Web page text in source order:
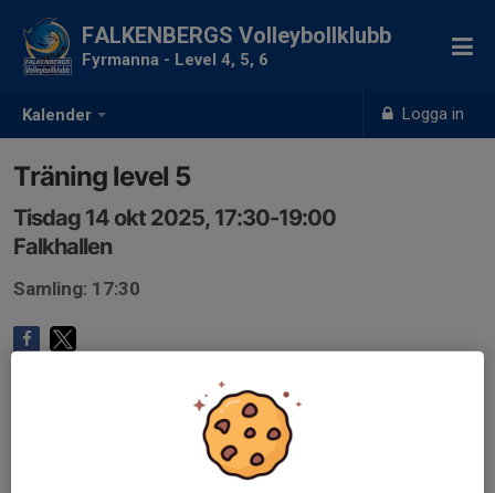
Kalender Logga in
FALKENBERGS Volleybollklubb
Fyrmanna - Level 4, 5, 6
Träning level 5
Tisdag 14 okt 2025, 17:30-19:00
Falkhallen
Samling: 17:30